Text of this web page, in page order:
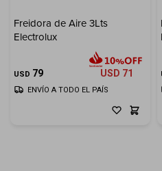
Freidora de Aire 3Lts
Electrolux
USD 79 USD 71
ENVÍO A TODO EL PAÍS